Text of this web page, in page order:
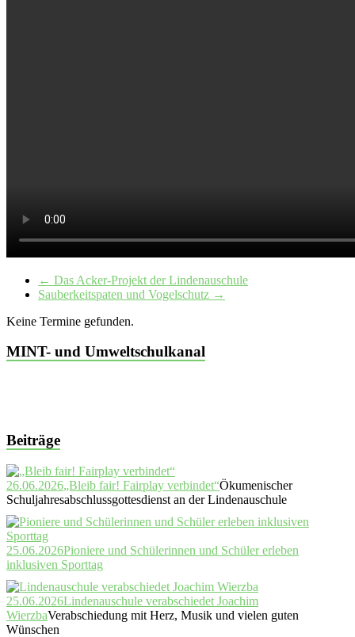
← Das Acker-Projekt der Lindenauschule
Sauberkeitspaten und Vogelschutz →
Keine Termine gefunden.
MINT- und Umweltschulkanal
Beiträge
26.06.2026„Bleib fair! Fairplay verbindet“Ökumenischer
Schuljahresabschlussgottesdienst an der Lindenauschule
25.06.2026Pioniere und Schülerinnen und Schüler erleben
inklusiven Sporttag
25.06.2026Lindenauschule verabschiedet Joachim
WierzbaVerabschiedung mit Herz, Musik und vielen guten
Wünschen